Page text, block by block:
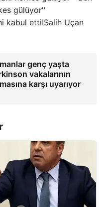
gülüyor''
Salih Uçan
genç yaşta
vakalarının
karşı uyarıyor